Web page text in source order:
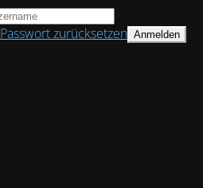
Passwort zurücksetzen